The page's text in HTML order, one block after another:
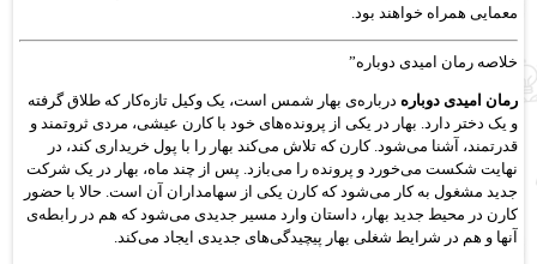
معمایی همراه خواهند بود.
خلاصه رمان امیدی دوباره”
رمان امیدی دوبارهدرباره‌ی بهار شمس است، یک وکیل تازه‌کار که طلاق گرفته
و یک دختر دارد. بهار در یکی از پرونده‌های خود با کارن عیشی، مردی ثروتمند و
قدرتمند، آشنا می‌شود. کارن که تلاش می‌کند بهار را با پول خریداری کند، در
نهایت شکست می‌خورد و پرونده را می‌بازد. پس از چند ماه، بهار در یک شرکت
جدید مشغول به کار می‌شود که کارن یکی از سهامداران آن است. حالا با حضور
کارن در محیط جدید بهار، داستان وارد مسیر جدیدی می‌شود که هم در رابطه‌ی
آنها و هم در شرایط شغلی بهار پیچیدگی‌های جدیدی ایجاد می‌کند.